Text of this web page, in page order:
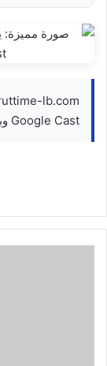
Google Cast وبروتوكولات البث الأخرى